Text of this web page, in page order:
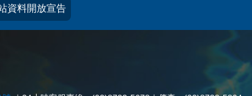
資料開放宣告